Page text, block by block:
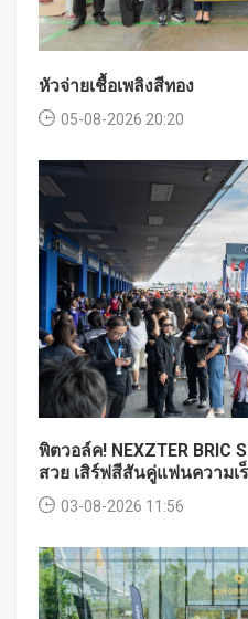
หัวจ่ายเชื้อเพลิงสีทอง
05-08-2026 20:20
พิตวอล์ค! NEXZTER BRIC
สวย เสิร์ฟสีสันคู่แฟนความเ
03-08-2026 11:56